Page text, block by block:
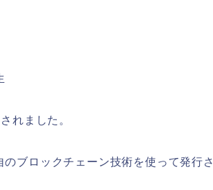
れました。
ブロックチェーン技術を使って発行さ